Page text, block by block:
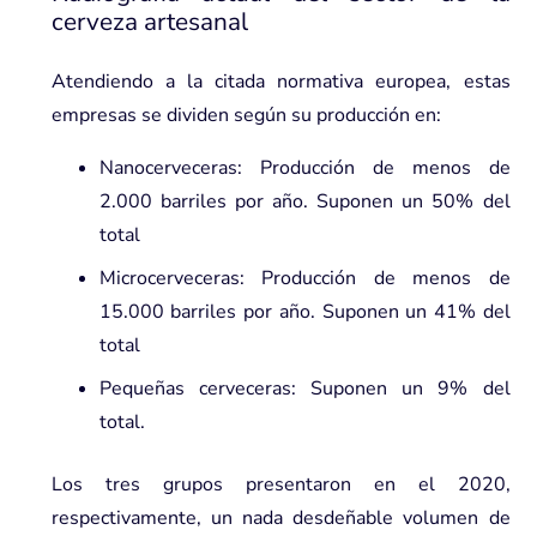
cerveza artesanal
Atendiendo a la citada normativa europea, estas
empresas se dividen según su producción en:
Nanocerveceras: Producción de menos de
2.000 barriles por año. Suponen un 50% del
total
Microcerveceras: Producción de menos de
15.000 barriles por año. Suponen un 41% del
total
Pequeñas cerveceras: Suponen un 9% del
total.
Los tres grupos presentaron en el 2020,
respectivamente, un nada desdeñable volumen de